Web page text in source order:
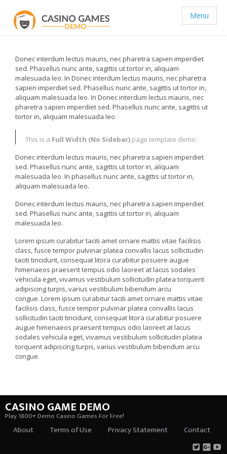
Menu
Donec interdum lectus mauris, nec pharetra sapien imperdiet
sed. Phasellus nunc ante, sagittis ut tortor in, aliquam
malesuada leo. In Donec interdum lectus mauris, nec pharetra
sapien imperdiet sed. Phasellus nunc ante, sagittis ut tortor in,
aliquam malesuada leo. In Donec interdum lectus mauris, nec
pharetra sapien imperdiet sed. Phasellus nunc ante, sagittis ut
tortor in, aliquam malesuada leo.
This is a Full Width (No Sidebar) page template demo.
Donec interdum lectus mauris, nec pharetra sapien imperdiet
sed. Phasellus nunc ante, sagittis ut tortor in, aliquam
malesuada leo. In phasellus nunc ante, sagittis ut tortor in,
aliquam malesuada leo.
Donec interdum lectus mauris, nec pharetra sapien imperdiet
sed. Phasellus nunc ante, sagittis ut tortor in, aliquam
malesuada leo.
Lorem ipsum curabitur taciti amet ornare mattis vitae facilisis
class, fusce tempor pulvinar platea convallis lacus sollicitudin
taciti tincidunt, consequat litora curabitur posuere augue
himenaeos praesent tempus odio laoreet at lacus sodales
vehicula eget, vivamus vestibulum sollicitudin platea torquent
adipiscing turpis, varius vestibulum bibendum arcu
congue. Lorem ipsum curabitur taciti amet ornare mattis vitae
facilisis class, fusce tempor pulvinar platea convallis lacus
sollicitudin taciti tincidunt, consequat litora curabitur posuere
augue himenaeos praesent tempus odio laoreet at lacus
sodales vehicula eget, vivamus vestibulum sollicitudin platea
torquent adipiscing turpis, varius vestibulum bibendum arcu
congue.
CASINO GAME DEMO
Play 1800+ Demo Casino Games For Free!
About Terms of Use Privacy Statement Contact